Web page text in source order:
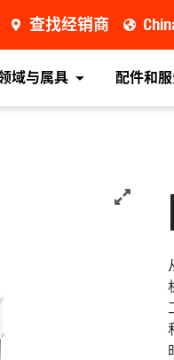
查找经销商
域与属具 配件和
取报价 查找经销